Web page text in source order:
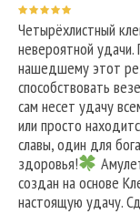
Четырёхлистный
невероятной
нашедшему этот
способствовать
сам несет удачу
или просто
славы, один для
здоровья!
создан на основе
настоящую удачу.